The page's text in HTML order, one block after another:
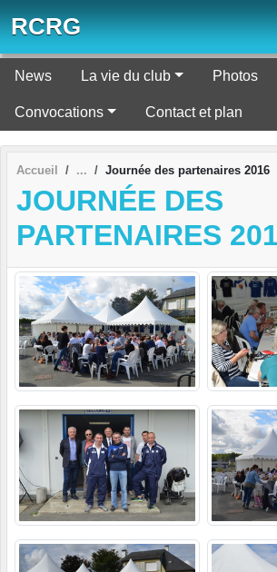
RCRG
News La vie du club Photos
Convocations Contact et plan
Accueil Journée des partenaires 2016
JOURNÉE DES
PARTENAIRES